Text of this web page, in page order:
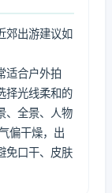
郊出游建议如
适合户外拍
择光线柔和的
、全景、人物
偏干燥，出
免口干、皮肤